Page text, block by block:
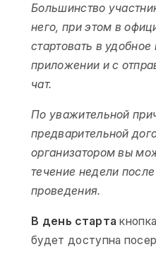
Большинство
него, при этом в
стартовать в
приложении и с
чат.
По уважительной
предварительной
организатором вы
течение недели
проведения.
В день старта
будет доступна